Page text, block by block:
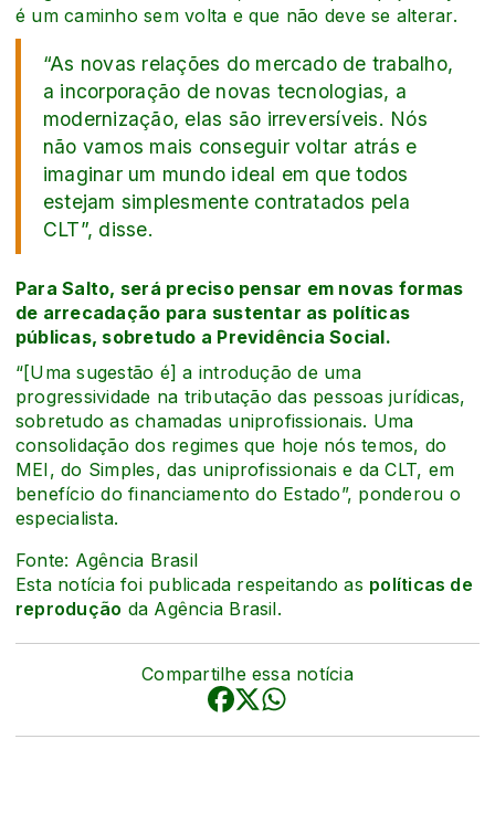
é um caminho sem volta e que não deve se alterar.
“As novas relações do mercado de trabalho,
a incorporação de novas tecnologias, a
modernização, elas são irreversíveis. Nós
não vamos mais conseguir voltar atrás e
imaginar um mundo ideal em que todos
estejam simplesmente contratados pela
CLT”, disse.
Para Salto, será preciso pensar em novas formas
de arrecadação para sustentar as políticas
públicas, sobretudo a Previdência Social.
“[Uma sugestão é] a introdução de uma
progressividade na tributação das pessoas jurídicas,
sobretudo as chamadas uniprofissionais. Uma
consolidação dos regimes que hoje nós temos, do
MEI, do Simples, das uniprofissionais e da CLT, em
benefício do financiamento do Estado”, ponderou o
especialista.
Fonte: Agência Brasil
Esta notícia foi publicada respeitando as políticas de
reprodução da Agência Brasil.
Compartilhe essa notícia